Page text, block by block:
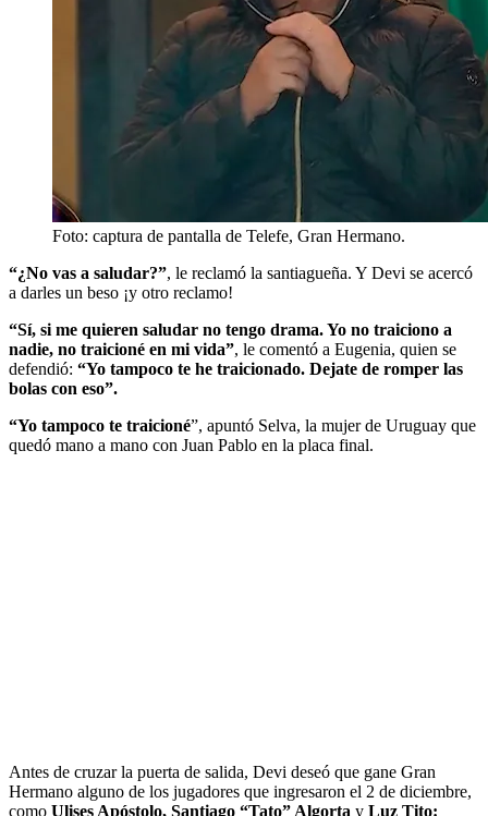
Foto: captura de pantalla de Telefe, Gran Hermano.
“¿No vas a saludar?”, le reclamó la santiagueña. Y Devi se acercó
a darles un beso ¡y otro reclamo!
“Sí, si me quieren saludar no tengo drama. Yo no traiciono a
nadie, no traicioné en mi vida”, le comentó a Eugenia, quien se
defendió: “Yo tampoco te he traicionado. Dejate de romper las
bolas con eso”.
“Yo tampoco te traicioné”, apuntó Selva, la mujer de Uruguay que
quedó mano a mano con Juan Pablo en la placa final.
Antes de cruzar la puerta de salida, Devi deseó que gane Gran
Hermano alguno de los jugadores que ingresaron el 2 de diciembre,
como Ulises Apóstolo, Santiago “Tato” Algorta y Luz Tito: